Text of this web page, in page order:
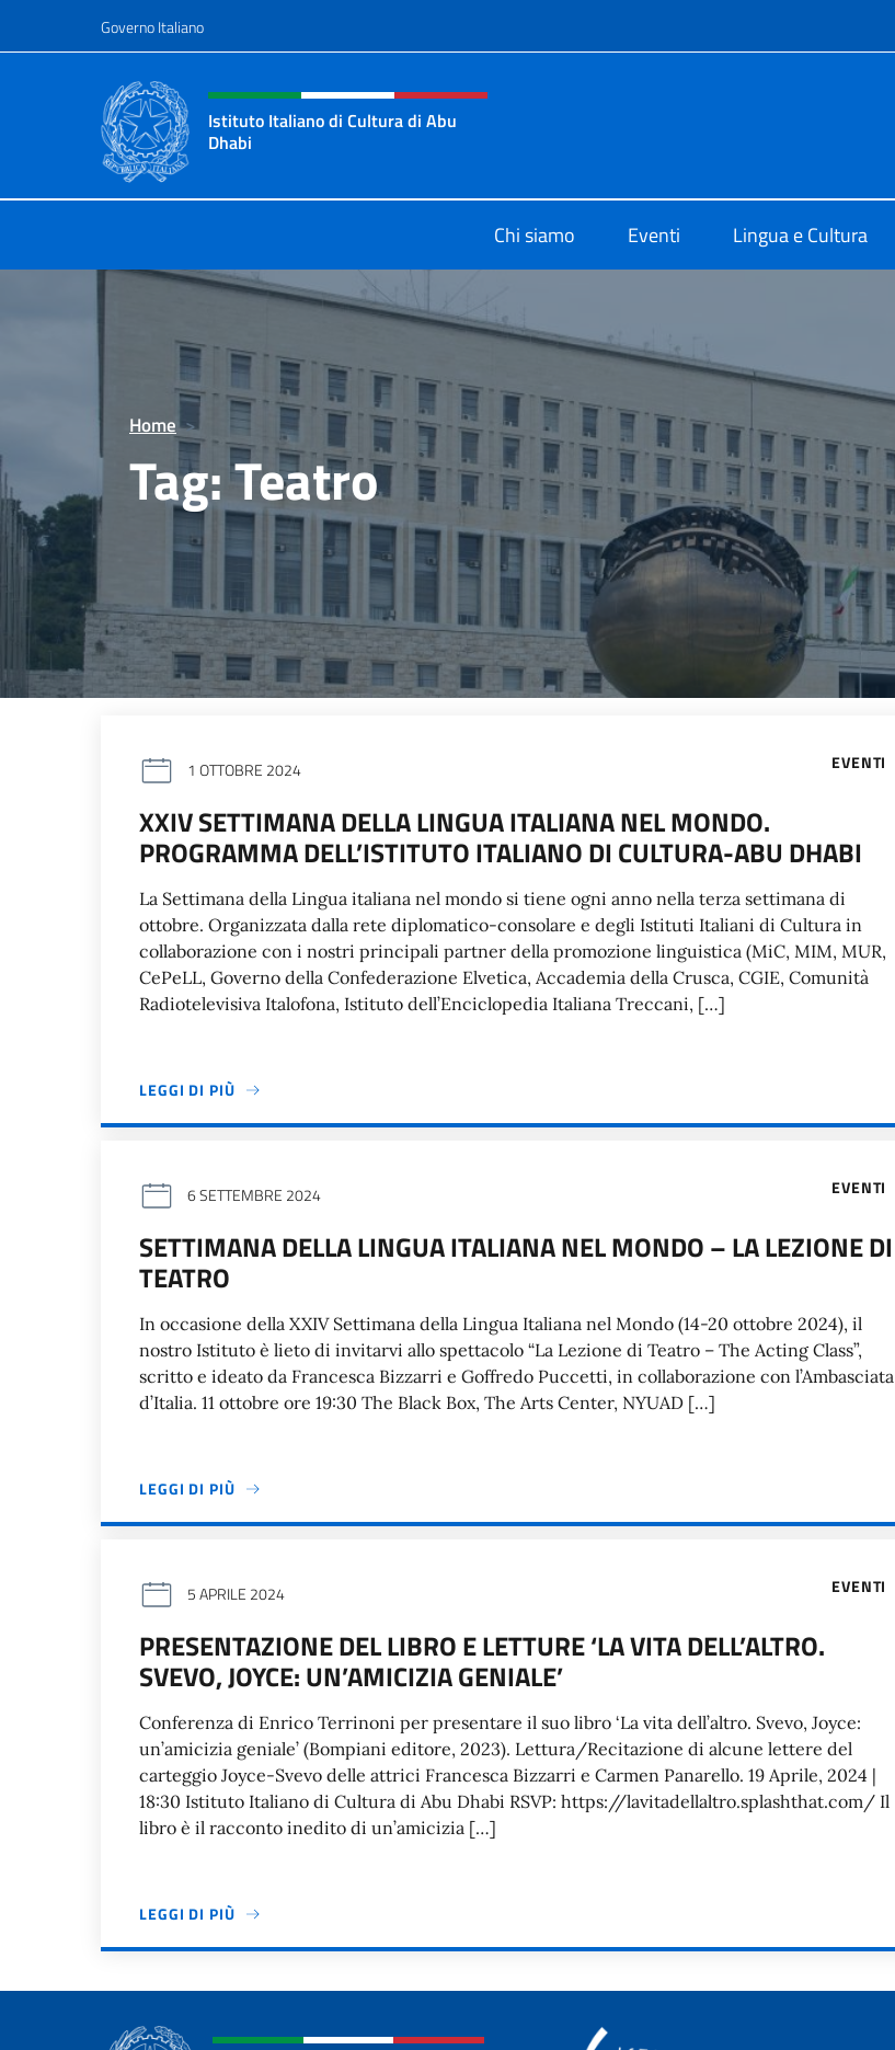
Governo Italiano
Intestazione sito, social e menù
Istituto Italiano di Cultura di Abu
Dhabi
Chi siamo Eventi Lingua e Cultura
Home >
Tag:Teatro
EVENTI
1 OTTOBRE 2024
XXIV SETTIMANA DELLA LINGUA ITALIANA NEL MONDO.
PROGRAMMA DELL’ISTITUTO ITALIANO DI CULTURA-ABU DHABI
La Settimana della Lingua italiana nel mondo si tiene ogni anno nella terza settimana di
ottobre. Organizzata dalla rete diplomatico-consolare e degli Istituti Italiani di Cultura in
collaborazione con i nostri principali partner della promozione linguistica (MiC, MIM, MUR,
CePeLL, Governo della Confederazione Elvetica, Accademia della Crusca, CGIE, Comunità
Radiotelevisiva Italofona, Istituto dell’Enciclopedia Italiana Treccani, […]
LEGGI DI PIÙ
EVENTI
6 SETTEMBRE 2024
SETTIMANA DELLA LINGUA ITALIANA NEL MONDO – LA LEZIONE DI
TEATRO
In occasione della XXIV Settimana della Lingua Italiana nel Mondo (14-20 ottobre 2024), il
nostro Istituto è lieto di invitarvi allo spettacolo “La Lezione di Teatro – The Acting Class”,
scritto e ideato da Francesca Bizzarri e Goffredo Puccetti, in collaborazione con l’Ambasciata
d’Italia. 11 ottobre ore 19:30 The Black Box, The Arts Center, NYUAD […]
LEGGI DI PIÙ
EVENTI
5 APRILE 2024
PRESENTAZIONE DEL LIBRO E LETTURE ‘LA VITA DELL’ALTRO.
SVEVO, JOYCE: UN’AMICIZIA GENIALE’
Conferenza di Enrico Terrinoni per presentare il suo libro ‘La vita dell’altro. Svevo, Joyce:
un’amicizia geniale’ (Bompiani editore, 2023). Lettura/Recitazione di alcune lettere del
carteggio Joyce-Svevo delle attrici Francesca Bizzarri e Carmen Panarello. 19 Aprile, 2024 |
18:30 Istituto Italiano di Cultura di Abu Dhabi RSVP: https://lavitadellaltro.splashthat.com/ Il
libro è il racconto inedito di un’amicizia […]
LEGGI DI PIÙ
Paginazione